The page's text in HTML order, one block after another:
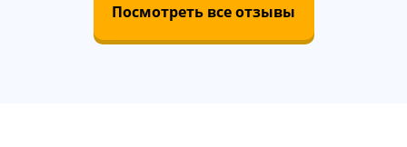
Посмотреть все отзывы